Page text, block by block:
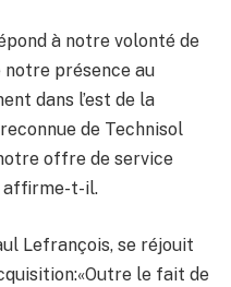
à notre volonté de
présence au
dans l’est de la
de Technisol
offre de service
affirme-t-il.
Lefrançois, se réjouit
le fait de